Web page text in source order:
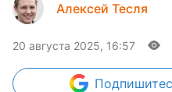
Алексей Тесля
20 августа 2025, 16:57